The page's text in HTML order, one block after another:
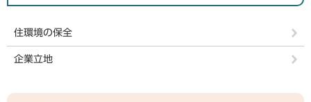
住環境の保全
企業立地